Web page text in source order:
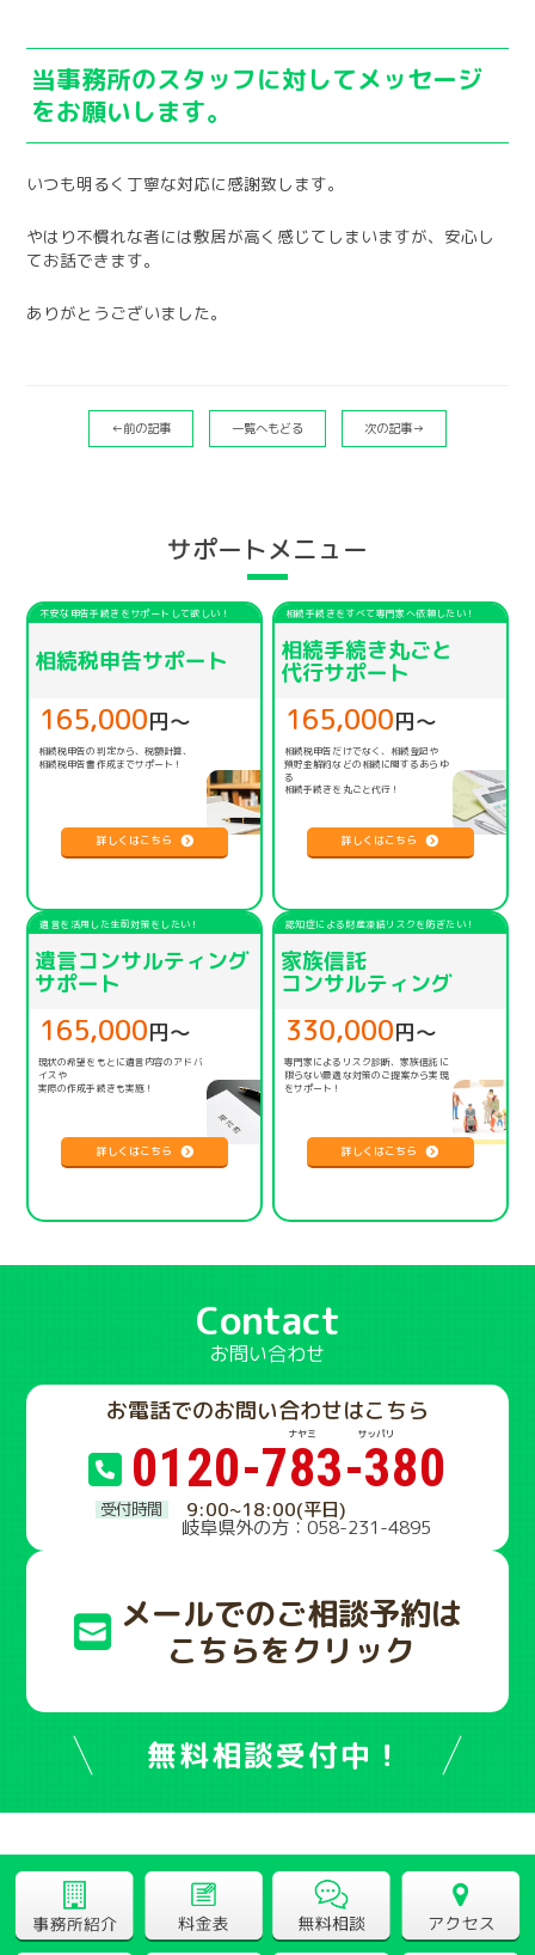
当事務所のスタッフに対してメッセージ
をお願いします。
いつも明るく丁寧な対応に感謝致します。
やはり不慣れな者には敷居が高く感じてしまいますが、安心し
てお話できます。
ありがとうございました。
←前の記事 一覧へもどる 次の記事→
サポートメニュー
不安な申告手続きをサポートして欲しい！
相続税申告サポート
165,000円〜
相続税申告の判定から、税額計算、
相続税申告書作成までサポート！
詳しくはこちら
相続手続きをすべて専門家へ依頼したい！
相続手続き丸ごと
代行サポート
165,000円〜
相続税申告だけでなく、相続登記や
預貯金解約などの相続に関するあらゆ
る
相続手続きを丸ごと代行！
詳しくはこちら
遺言を活用した生前対策をしたい！
遺言コンサルティング
サポート
165,000円〜
現状の希望をもとに遺言内容のアドバ
イスや
実際の作成手続きも実施！
詳しくはこちら
認知症による財産凍結リスクを防ぎたい！
家族信託
コンサルティング
330,000円〜
専門家によるリスク診断、家族信託に
限らない最適な対策のご提案から実現
をサポート！
詳しくはこちら
Contact
お問い合わせ
お電話でのお問い合わせはこちら
0120-783-380
9:00~18:00(平日)
岐阜県外の方：058-231-4895
メールでのご相談予約は
こちらをクリック
無料相談受付中！